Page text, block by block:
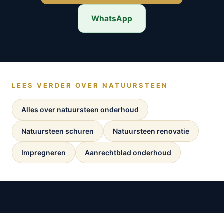
WhatsApp
LEES VERDER OVER NATUURSTEEN
Alles over natuursteen onderhoud
Natuursteen schuren Natuursteen renovatie
Impregneren Aanrechtblad onderhoud